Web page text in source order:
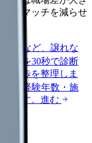
スマッチを減らせ
通勤など、譲れな
悩みを30秒で診断
一歩を整理しま
域・経験年数・施
ます。 進む